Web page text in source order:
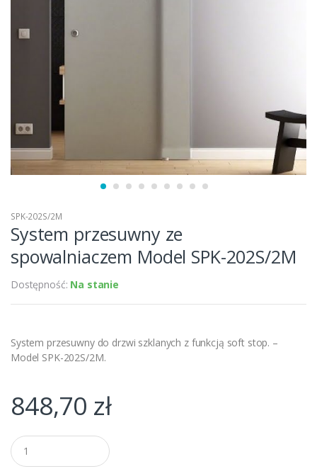
SPK-202S/2M
System przesuwny ze
spowalniaczem Model SPK-202S/2M
Dostępność: Na stanie
System przesuwny do drzwi szklanych z funkcją soft stop. –
Model SPK-202S/2M.
848,70 zł
Q
u
a